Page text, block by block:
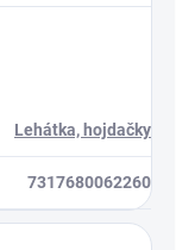
Lehátka, hojdačky
7317680062260